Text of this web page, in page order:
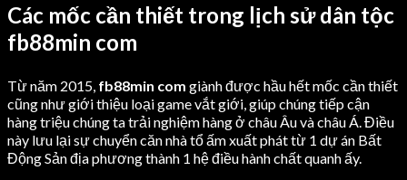
Các mốc cần thiết trong lịch sử dân tộc
fb88min com
Từ năm 2015, fb88min com giành được hầu hết mốc cần thiết
cũng như giới thiệu loại game vắt giới, giúp chúng tiếp cận
hàng triệu chúng ta trải nghiệm hàng ở châu Âu và châu Á. Điều
này lưu lại sự chuyển căn nhà tổ ấm xuất phát từ 1 dự án Bất
Động Sản địa phương thành 1 hệ điều hành chất quanh ấy.